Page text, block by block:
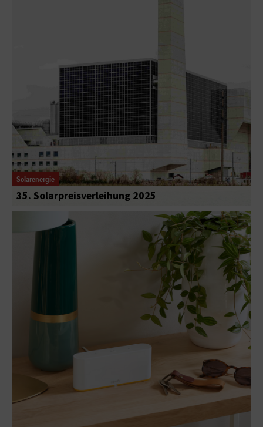
Solarenergie
35. Solarpreisverleihung 2025